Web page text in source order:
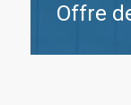
Offre